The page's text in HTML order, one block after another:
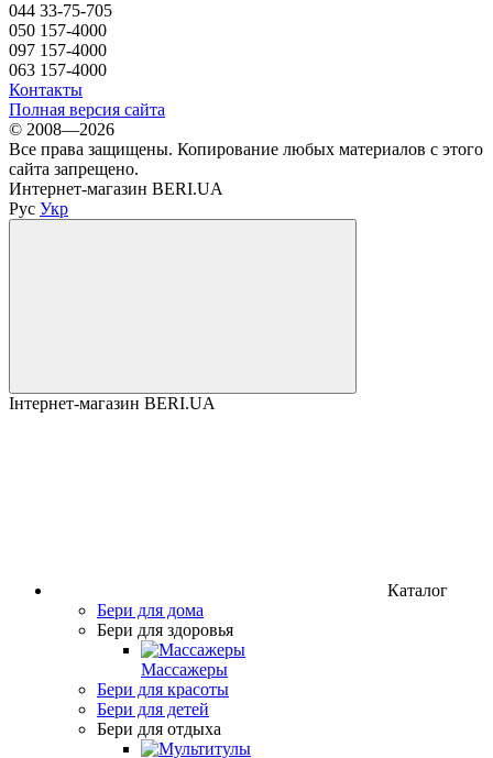
044 33-75-705
050 157-4000
097 157-4000
063 157-4000
Контакты
Полная версия сайта
© 2008—2026
Все права защищены. Копирование любых материалов с этого
сайта запрещено.
Интернет-магазин BERI.UA
Рус Укр
Інтернет-магазин BERI.UA
Каталог
Бери для дома
Бери для здоровья
Массажеры
Бери для красоты
Бери для детей
Бери для отдыха